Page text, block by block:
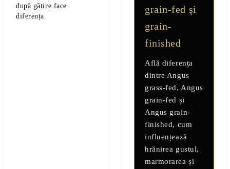
după gătire face
diferența.
grain-fed și
grain-
finished
Află diferența
dintre Angus
grass-fed, Angus
grain-fed și
Angus grain-
finished, cum
influențează
hrănirea gustul,
marmorarea și